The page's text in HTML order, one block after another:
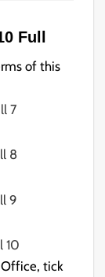
Full
of this
Office, tick